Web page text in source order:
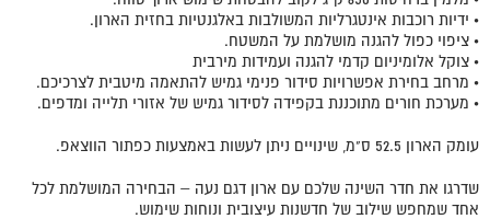
• ידיות רוכבות אינטגרליות המשולבות באלגנטיות בחזית הארון.
• ציפוי כפול להגנה מושלמת על המשטח.
• צוקל אלומיניום קדמי להגנה ועמידות מירבית
• מרחב בחירת אפשרויות סידור פנימי גמיש להתאמה מיטבית לצרכיכם.
• מערכת חורים מתוכננת בקפידה לסידור גמיש של אזורי תלייה ומדפים.
עומק הארון 52.5 ס"מ, שינויים ניתן לעשות באמצעות כפתור הווצאפ.
שדרגו את חדר השינה שלכם עם ארון דגם נעה – הבחירה המושלמת לכל
אחד שמחפש שילוב של חדשנות עיצובית ונוחות שימוש.